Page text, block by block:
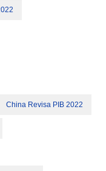
China Revisa PIB 2022